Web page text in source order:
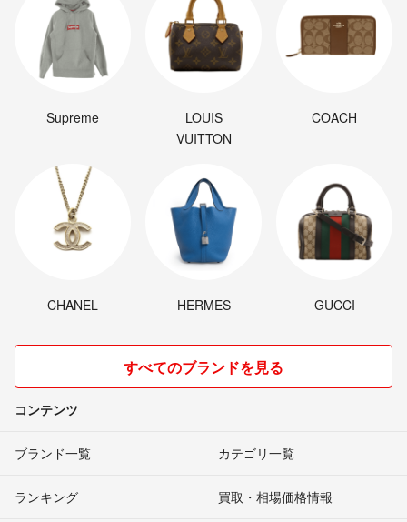
Supreme
LOUIS
VUITTON
COACH
CHANEL HERMES GUCCI
すべてのブランドを見る
コンテンツ
ブランド一覧 カテゴリ一覧
ランキング 買取・相場価格情報